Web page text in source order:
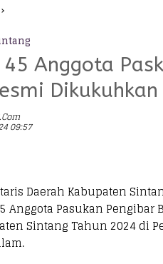
45 Anggota
Dikukuhkan
09:57
Daerah Kabupaten
Pasukan Pengibar
Sintang Tahun 2024 di